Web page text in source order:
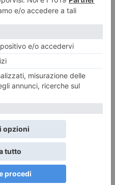
il Carnevale di Rivoli
POST RECENTI